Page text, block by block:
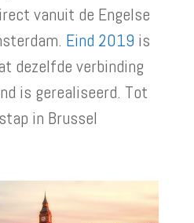
vanuit de Engelse
Eind 2019 is
dezelfde verbinding
is gerealiseerd. Tot
in Brussel